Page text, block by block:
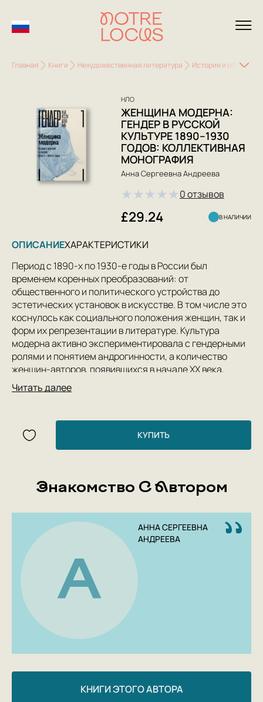
Главная Книги Нехудожественная литература История и общество
НЛО
ЖЕНЩИНА МОДЕРНА:
ГЕНДЕР В РУССКОЙ
КУЛЬТУРЕ 1890–1930
ГОДОВ: КОЛЛЕКТИВНАЯ
МОНОГРАФИЯ
Анна Сергеевна Андреева
★★★★★0 отзывов
£29.24 В НАЛИЧИИ
ОПИСАНИЕХАРАКТЕРИСТИКИ
Период с 1890-х по 1930-е годы в России был
временем коренных преобразований: от
общественного и политического устройства до
эстетических установок в искусстве. В том числе это
коснулось как социального положения женщин, так и
форм их репрезентации в литературе. Культура
модерна активно экспериментировала с гендерными
ролями и понятием андрогинности, а количество
женщин-авторов, появившихся в начале XX века,
несравнимо с предыдущими периодами истории
отечественной литературы. В фокусе внимания этой
момент в истории искусства, когда представление
фемининного и маскулинного как нормативных
канонов сложившегося гендерного порядка
монографию, предлагают рассмотреть русский
модернизм в пока еще новом для отечественной науки
гендерном измерении; они поднимают вопросы о
феномене женского авторства, мужском взгляде на
«женский вопрос», трансформации женских и
мужских образов в произведениях искусства в
условиях менявшихся границ гендерных норм.
Читать далее
КУПИТЬ
Знакомство С Автором
А
АННА СЕРГЕЕВНА
АНДРЕЕВА
КНИГИ ЭТОГО АВТОРА